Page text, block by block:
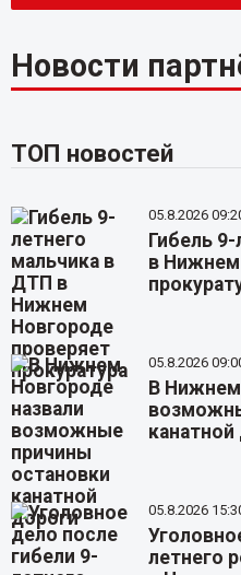
Новости
ТОП новостей
05.8.2026
Гибель
в Нижнем
05.8.2026
В Нижнем
канатной
05.8.2026
летнего